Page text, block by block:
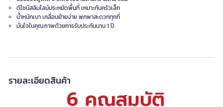
ดีไซน์สลิมไลน์ประหยัดพื้นที่ เหมาะกับครัวเล็ก
น้ำหนักเบา เคลื่อนย้ายง่าย พกพาสะดวกทุกที่
มั่นใจในคุณภาพด้วยการรับประกันนาน 1 ปี
รายละเอียดสินค้า